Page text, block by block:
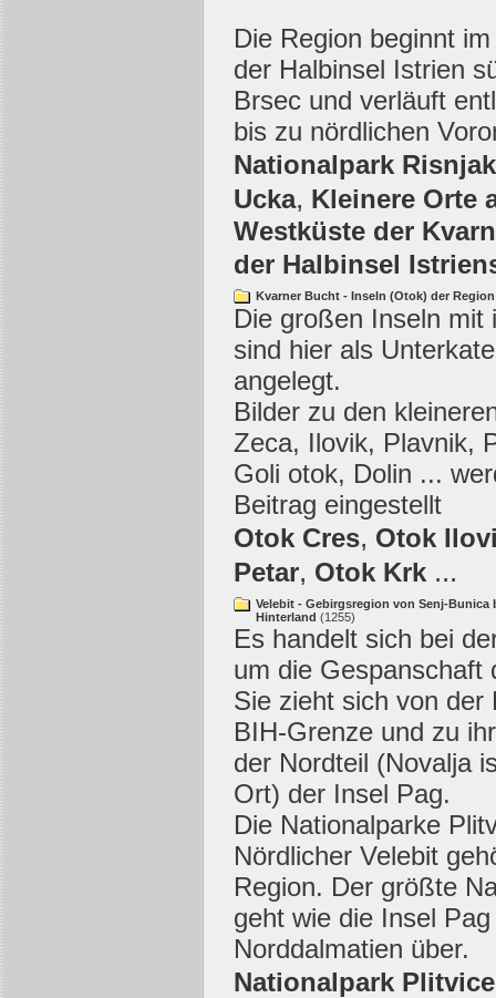
Die Region beginnt
der Halbinsel Istrien
Brsec und verläuft
bis zu nördlichen
Nationalpark Risnjak
Ucka, Kleinere Orte
Westküste der
der Halbinsel
Kvarner Bucht - Inseln (Otok) der Region
Die großen Inseln mit
sind hier als
angelegt.
Bilder zu den
Zeca, Ilovik, Plavnik,
Goli otok, Dolin ...
Beitrag eingestellt
Otok Cres, Otok
Petar, Otok Krk ...
Velebit - Gebirgsregion von Senj-Bunica
Hinterland (1255)
Es handelt sich bei
um die Gespanschaft
Sie zieht sich von der
BIH-Grenze und zu
der Nordteil (Novalja
Ort) der Insel Pag.
Die Nationalparke
Nördlicher Velebit
Region. Der größte
geht wie die Insel
Norddalmatien über.
Nationalpark